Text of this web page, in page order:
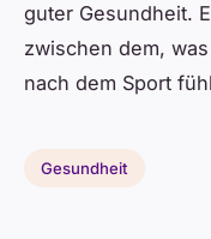
guter Gesundheit.
zwischen dem,
nach dem Sport
Gesundheit